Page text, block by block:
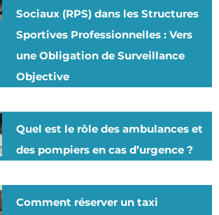
Sociaux (RPS) dans les Structures
Sportives Professionnelles : Vers
une Obligation de Surveillance
Objective
Quel est le rôle des ambulances et
des pompiers en cas d’urgence ?
Comment réserver un taxi